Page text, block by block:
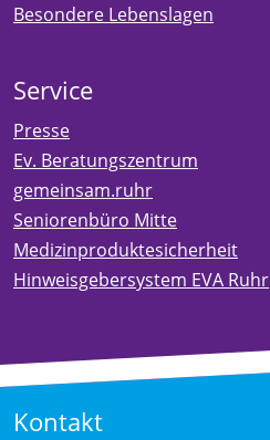
Besondere Lebenslagen
Service
Presse
Ev. Beratungszentrum
gemeinsam.ruhr
Seniorenbüro Mitte
Medizinproduktesicherheit
Hinweisgebersystem EVA Ruhr
Kontakt